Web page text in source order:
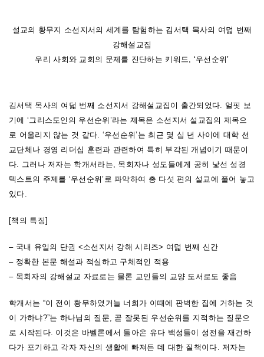
설교의 황무지 소선지서의 세계를 탐험하는 김서택 목사의 여덟 번째
강해설교집
우리 사회와 교회의 문제를 진단하는 키워드, ‘우선순위’
김서택 목사의 여덟 번째 소선지서 강해설교집이 출간되었다. 얼핏 보
기에 ‘그리스도인의 우선순위’라는 제목은 소선지서 설교집의 제목으
로 어울리지 않는 것 같다. ‘우선순위’는 최근 몇 십 년 사이에 대학 선
교단체나 경영 리더십 훈련과 관련하여 특히 부각된 개념이기 때문이
다. 그러나 저자는 학개서라는, 목회자나 성도들에게 공히 낯선 성경
텍스트의 주제를 ‘우선순위’로 파악하여 총 다섯 편의 설교에 풀어 놓고
있다.
[책의 특징]
– 국내 유일의 단권 <소선지서 강해 시리즈> 여덟 번째 신간
– 정확한 본문 해설과 적실하고 구체적인 적용
– 목회자의 강해설교 자료로는 물론 교인들의 교양 도서로도 좋음
학개서는 “이 전이 황무하였거늘 너희가 이때에 판벽한 집에 거하는 것
이 가하냐?”는 하나님의 질문, 곧 잘못된 우선순위를 지적하는 질문으
로 시작된다. 이것은 바벨론에서 돌아온 유다 백성들이 성전을 재건하
다가 포기하고 각자 자신의 생활에 빠져든 데 대한 질책이다. 저자는